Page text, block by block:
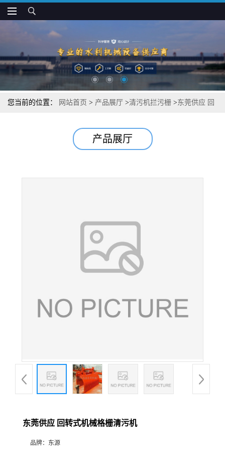
您当前的位置： 网站首页 > 产品展厅 >清污机拦污栅 >东莞供应 回
产品展厅
东莞供应 回转式机械格栅清污机
品牌： 东源